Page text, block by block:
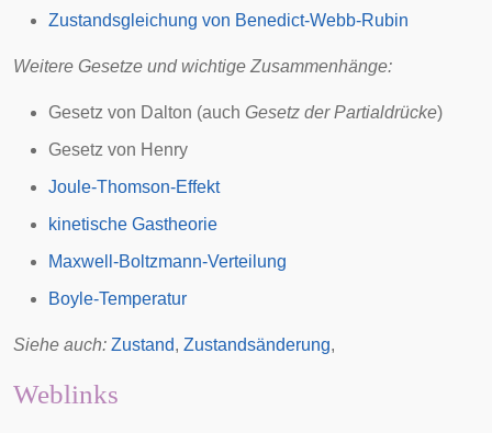
Zustandsgleichung von Benedict-Webb-Rubin
Weitere Gesetze und wichtige Zusammenhänge:
Gesetz von Dalton (auch Gesetz der Partialdrücke)
Gesetz von Henry
Joule-Thomson-Effekt
kinetische Gastheorie
Maxwell-Boltzmann-Verteilung
Boyle-Temperatur
Siehe auch: Zustand, Zustandsänderung,
Weblinks